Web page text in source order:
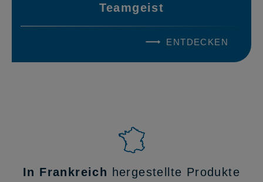
Teamgeist
ENTDECKEN
In Frankreich hergestellte Produkte